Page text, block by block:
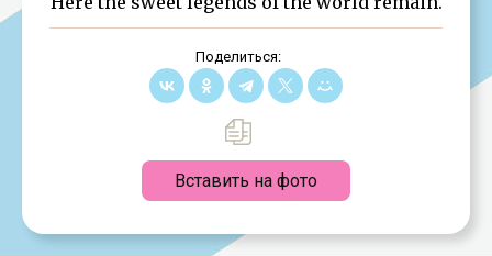
Поделиться:
Вставить на фото